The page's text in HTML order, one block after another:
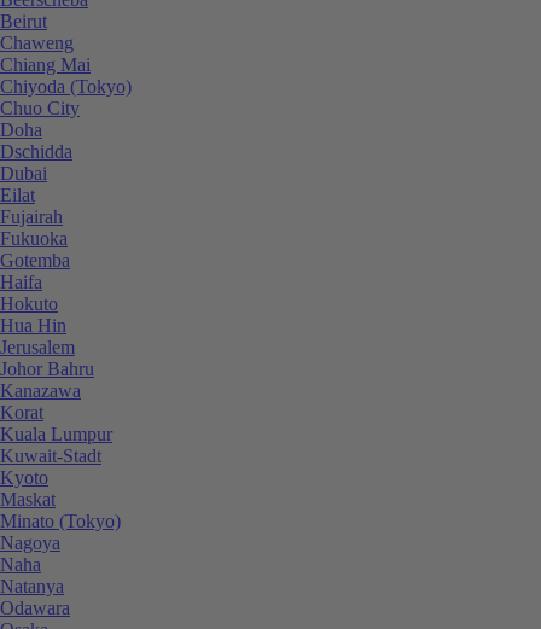
Beirut
Chaweng
Chiang Mai
Chiyoda (Tokyo)
Chuo City
Doha
Dschidda
Dubai
Eilat
Fujairah
Fukuoka
Gotemba
Haifa
Hokuto
Hua Hin
Jerusalem
Johor Bahru
Kanazawa
Korat
Kuala Lumpur
Kuwait-Stadt
Kyoto
Maskat
Minato (Tokyo)
Nagoya
Naha
Natanya
Odawara